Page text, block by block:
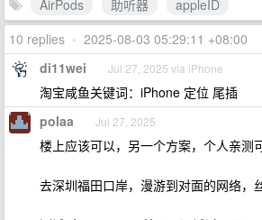
AirPods
助听器
appleID
10 replies • 2025-08-03 05:29:11 +08:00
di11wei Jul 27, 2025 via iPhone
淘宝咸鱼关键词：iPhone 定位 尾插
polaa Jul 27, 2025
楼上应该可以，另一个方案，个人亲测
去深圳福田口岸，漫游到对面的网络，